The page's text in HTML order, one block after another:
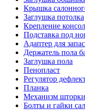
Крышка
Заглушка потолка
Крепление
Подставка под
Адаптер для
Держатель пола
Заглушка пола
Пенопласт
Регулятор
Планка
Механизм
Болты и гайки